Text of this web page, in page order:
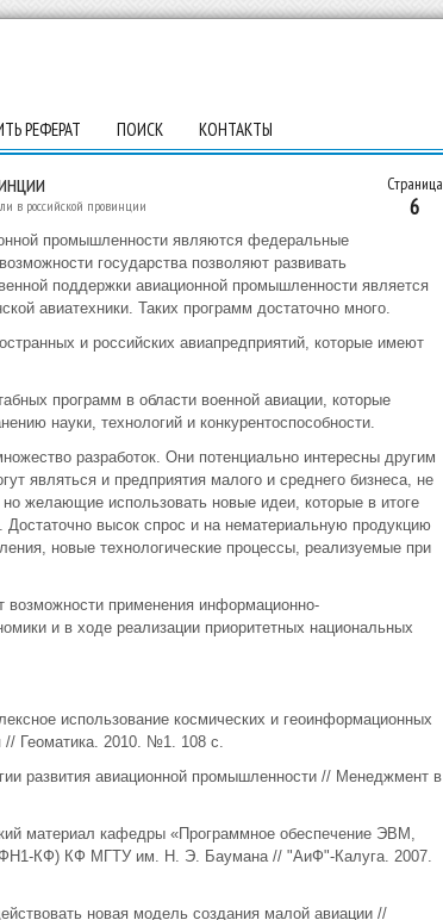
РЕФЕРАТ ПОИСК КОНТАКТЫ
Страница
6
в российской провинции
промышленности являются федеральные
государства позволяют развивать
поддержки авиационной промышленности является
авиатехники. Таких программ достаточно много.
и российских авиапредприятий, которые имеют
программ в области военной авиации, которые
науки, технологий и конкурентоспособности.
разработок. Они потенциально интересны другим
являться и предприятия малого и среднего бизнеса, не
желающие использовать новые идеи, которые в итоге
высок спрос и на нематериальную продукцию
новые технологические процессы, реализуемые при
возможности применения информационно-
и в ходе реализации приоритетных национальных
использование космических и геоинформационных
// Геоматика. 2010. №1. 108 с.
развития авиационной промышленности // Менеджмент в
материал кафедры «Программное обеспечение ЭВМ,
КФ) КФ МГТУ им. Н. Э. Баумана // "АиФ"-Калуга. 2007.
новая модель создания малой авиации //